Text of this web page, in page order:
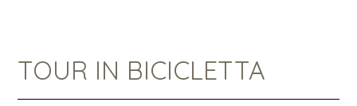
TOUR IN BICICLETTA